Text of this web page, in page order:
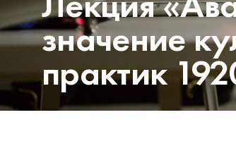
значение
практик